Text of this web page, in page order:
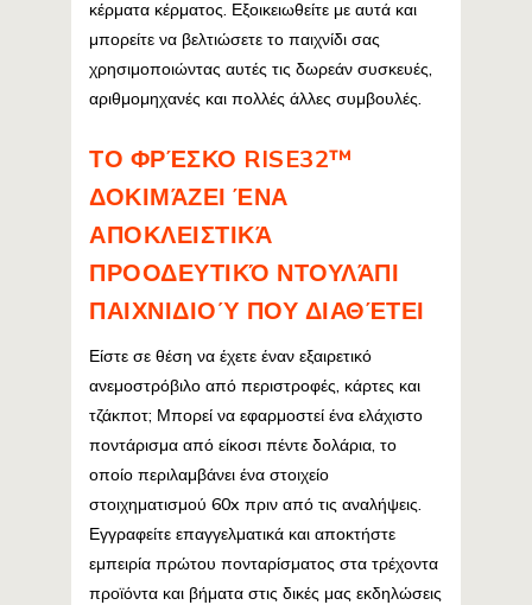
κέρματα κέρματος. Εξοικειωθείτε με αυτά και
μπορείτε να βελτιώσετε το παιχνίδι σας
χρησιμοποιώντας αυτές τις δωρεάν συσκευές,
αριθμομηχανές και πολλές άλλες συμβουλές.
ΤΟ ΦΡΈΣΚΟ ​​RISE32™
ΔΟΚΙΜΆΖΕΙ ΈΝΑ
ΑΠΟΚΛΕΙΣΤΙΚΆ
ΠΡΟΟΔΕΥΤΙΚΌ ΝΤΟΥΛΆΠΙ
ΠΑΙΧΝΙΔΙΟΎ ΠΟΥ ΔΙΑΘΈΤΕΙ
Είστε σε θέση να έχετε έναν εξαιρετικό
ανεμοστρόβιλο από περιστροφές, κάρτες και
τζάκποτ; Μπορεί να εφαρμοστεί ένα ελάχιστο
ποντάρισμα από είκοσι πέντε δολάρια, το
οποίο περιλαμβάνει ένα στοιχείο
στοιχηματισμού 60x πριν από τις αναλήψεις.
Εγγραφείτε επαγγελματικά και αποκτήστε
εμπειρία πρώτου πονταρίσματος στα τρέχοντα
προϊόντα και βήματα στις δικές μας εκδηλώσεις